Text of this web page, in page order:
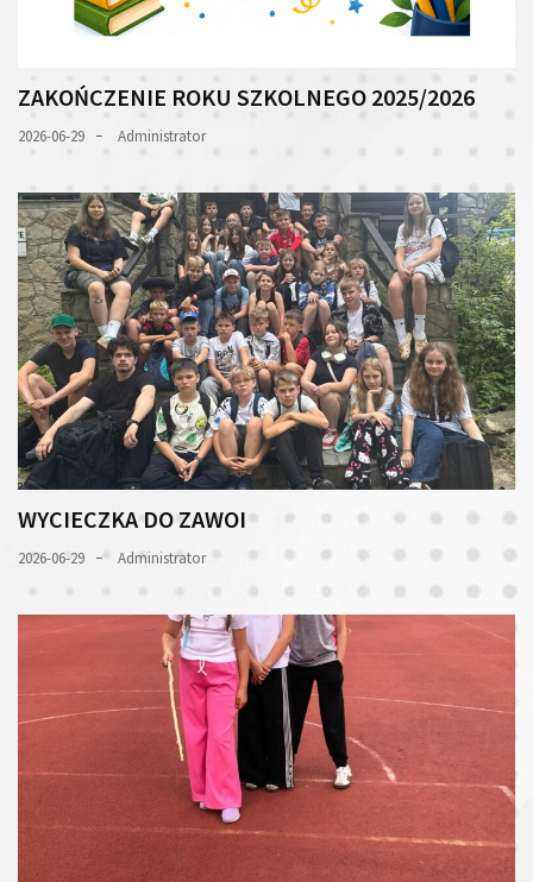
ZAKOŃCZENIE ROKU SZKOLNEGO 2025/2026
2026-06-29 Administrator
WYCIECZKA DO ZAWOI
2026-06-29 Administrator